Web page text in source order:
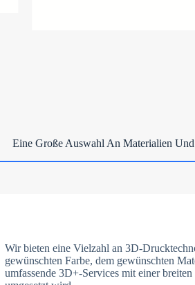
Eine Große Auswahl An Materialien
Wir bieten eine Vielzahl an 3D-
gewünschten Farbe, dem gewünschten
umfassende 3D+-Services mit einer